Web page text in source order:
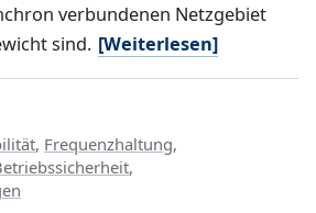
verbundenen Netzgebiet
sind. [Weiterlesen]
, Frequenzhaltung,
,